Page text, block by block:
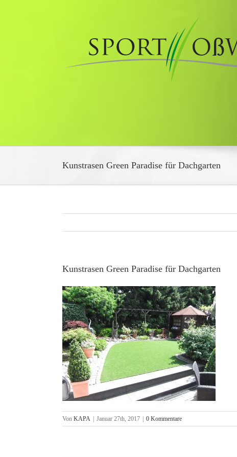
Kunstrasen Green Paradise für Dachgarten
Kunstrasen Green Paradise für Dachgarten
Von KAPA | Januar 27th, 2017 | 0 Kommentare